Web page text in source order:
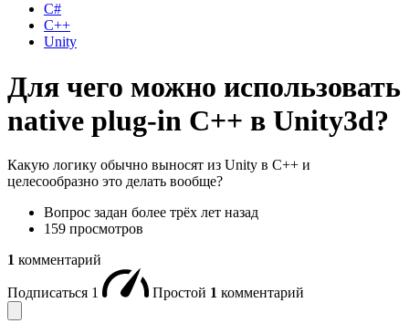
C#
C++
Unity
Для чего можно использовать
native plug-in C++ в Unity3d?
Какую логику обычно выносят из Unity в C++ и
целесообразно это делать вообще?
Вопрос задан более трёх лет назад
159 просмотров
1 комментарий
Подписаться 1 Простой 1 комментарий